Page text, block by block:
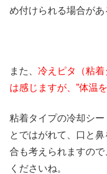
め付けられる場合があ
また、 冷えピタ（粘
は感じますが、”体温
粘着タイプの冷却シ
とではがれて、口と
合も考えられますの
くださいね。